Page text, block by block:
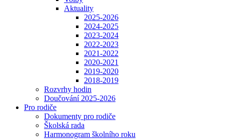
Aktuality
2025-2026
2024-2025
2023-2024
2022-2023
2021-2022
2020-2021
2019-2020
2018-2019
Rozvrhy hodin
Doučování 2025-2026
Pro rodiče
Dokumenty pro rodiče
Školská rada
Harmonogram školního roku